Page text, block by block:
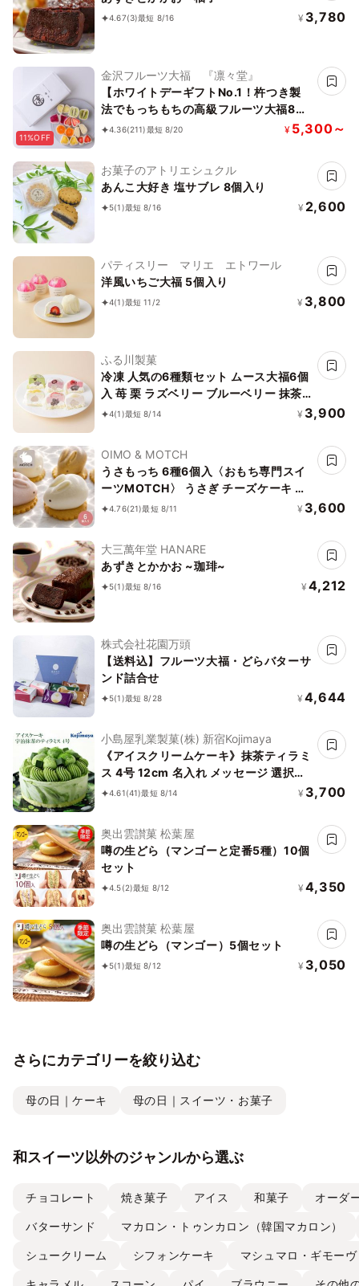
4.67(3)最短 8/16 ¥ 3,780
11%OFF
金沢フルーツ大福 『凛々堂』
【ホワイトデーギフトNo.1！杵つき製
法でもっちもちの高級フルーツ大福8
種】 新食感！と旬のフルーツの甘み引
4.36(211)最短 8/20 ¥ 5,300～
お菓子のアトリエシュクル
あんこ大好き 塩サブレ 8個入り
5(1)最短 8/16 ¥ 2,600
パティスリー マリエ エトワール
洋風いちご大福 5個入り
4(1)最短 11/2 ¥ 3,800
ふる川製菓
冷凍 人気の6種類セット ムース大福6個
入 苺 栗 ラズベリー ブルーベリー 抹茶
桃 クリーム大福 フルーツ大福
4(1)最短 8/14 ¥ 3,900
OIMO & MOTCH
うさもっち 6種6個入〈おもち専門スイ
ーツMOTCH〉 うさぎ チーズケーキ 和
洋菓子 個包装 もちもち チーズムース お
4.76(21)最短 8/11 ¥ 3,600
大三萬年堂 HANARE
あずきとかかお ~珈琲~
5(1)最短 8/16 ¥ 4,212
株式会社花園万頭
【送料込】フルーツ大福・どらバターサ
ンド詰合せ
5(1)最短 8/28 ¥ 4,644
小島屋乳業製菓(株) 新宿Kojimaya
《アイスクリームケーキ》抹茶ティラミ
ス 4号 12cm 名入れ メッセージ 選択可
チョコプレート お中元 2026 アイス
4.61(41)最短 8/14 ¥ 3,700
奥出雲讃菓 松葉屋
噂の生どら（マンゴーと定番5種）10個
セット
4.5(2)最短 8/12 ¥ 4,350
奥出雲讃菓 松葉屋
噂の生どら（マンゴー）5個セット
5(1)最短 8/12 ¥ 3,050
さらにカテゴリーを絞り込む
母の日｜ケーキ 母の日｜スイーツ・お菓子
和スイーツ以外のジャンルから選ぶ
チョコレート 焼き菓子 アイス 和菓子 オーダ
バターサンド マカロン・トゥンカロン（韓国マカロン）
シュークリーム シフォンケーキ マシュマロ・ギモーヴ